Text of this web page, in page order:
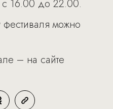
16.00 до 22.00.
можно
– на сайте